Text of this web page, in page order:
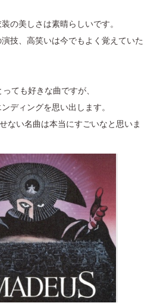
の美しさは素晴らしいです。
技、高笑いは今でもよく覚えていた
ても好きな曲ですが、
ディングを思い出します。
ない名曲は本当にすごいなと思いま